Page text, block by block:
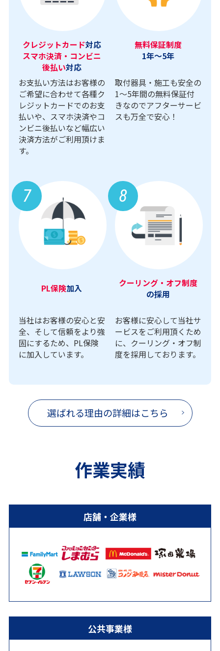
クレジットカード対応
スマホ決済・コンビニ
後払い対応
お支払い方法はお客様の
ご希望に合わせて各種ク
レジットカードでのお支
払いや、スマホ決済やコ
ンビニ後払いなど幅広い
決済方法がご利用頂けま
す。
無料保証制度
1年～5年
取付器具・施工も安全の
1〜5年間の無料保証付
きなのでアフターサービ
スも万全で安心！
7
PL保険加入
当社はお客様の安心と安
全、そして信頼をより強
固にするため、PL保険
に加入しています。
8
クーリング・オフ制度
の採用
お客様に安心して当社サ
ービスをご利用頂くため
に、クーリング・オフ制
度を採用しております。
選ばれる理由の詳細はこちら
作業実績
店舗・企業様
公共事業様